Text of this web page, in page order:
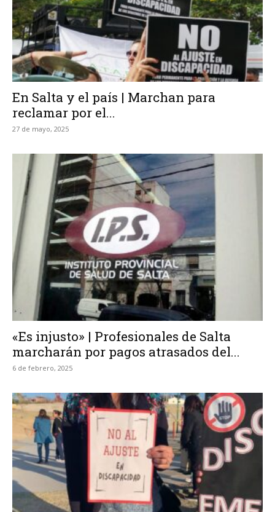
En Salta y el país | Marchan para
reclamar por el...
27 de mayo, 2025
«Es injusto» | Profesionales de Salta
marcharán por pagos atrasados del...
6 de febrero, 2025